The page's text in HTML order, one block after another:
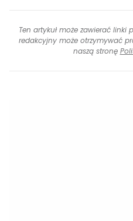
Ten artykuł może zawierać linki
redakcyjny może otrzymywać
naszą stronę